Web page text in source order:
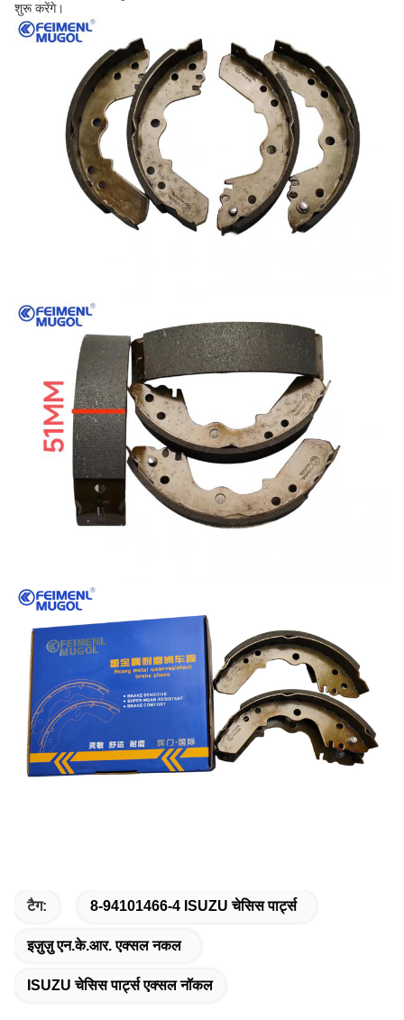
शुरू करेंगे।
टैग: 8-94101466-4 ISUZU चेसिस पार्ट्स
इज़ुज़ु एन.के.आर. एक्सल नकल
ISUZU चेसिस पार्ट्स एक्सल नॉकल